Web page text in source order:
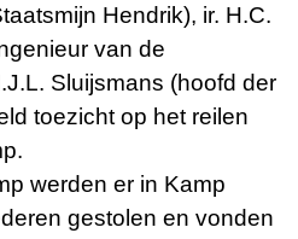
Hendrik), ir. H.C.
van de
Sluijsmans (hoofd der
toezicht op het reilen
werden er in Kamp
gestolen en vonden